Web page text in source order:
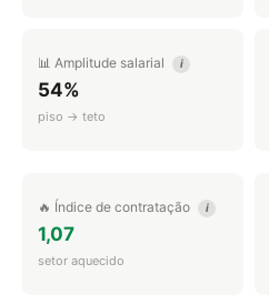
📊 Amplitude salarial i
54%
piso → teto
🔥 Índice de contratação i
1,07
setor aquecido